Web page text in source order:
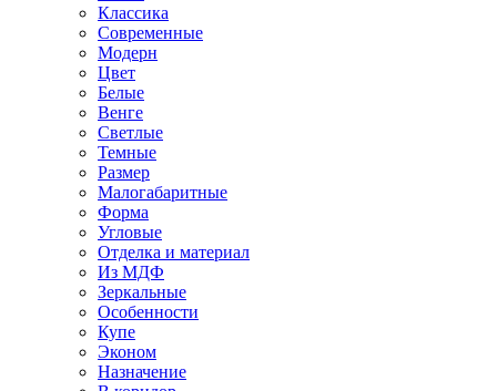
Классика
Современные
Модерн
Цвет
Белые
Венге
Светлые
Темные
Размер
Малогабаритные
Форма
Угловые
Отделка и материал
Из МДФ
Зеркальные
Особенности
Купе
Эконом
Назначение